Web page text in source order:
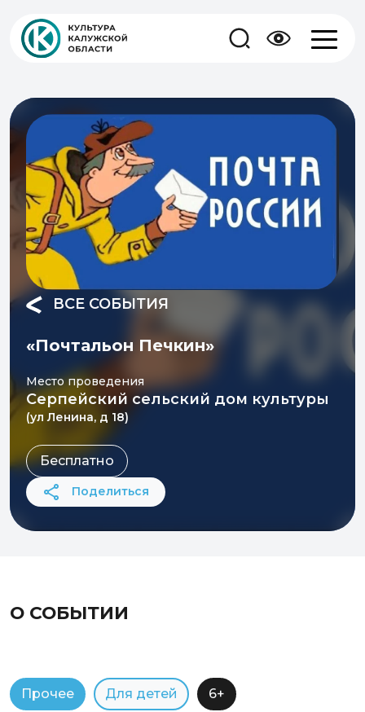
ВСЕ СОБЫТИЯ
«Почтальон Печкин»
Место проведения
Серпейский сельский дом культуры
(ул Ленина, д 18)
Бесплатно
Поделиться
О СОБЫТИИ
Прочее Для детей 6+